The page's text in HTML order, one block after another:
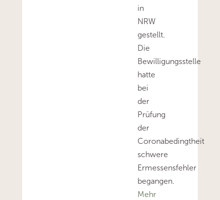
in
NRW
gestellt.
Die
Bewilligungsstelle
hatte
bei
der
Prüfung
der
Coronabedingtheit
schwere
Ermessensfehler
begangen.
Mehr